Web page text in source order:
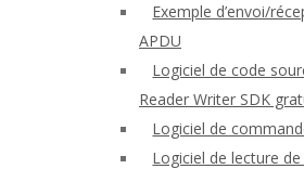
Exemple d’envoi/
APDU
Logiciel de code
Reader Writer SDK
Logiciel de
Logiciel de lecture